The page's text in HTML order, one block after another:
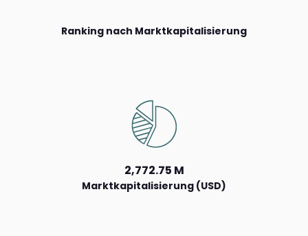
Ranking nach Marktkapitalisierung
2,772.75 M
Marktkapitalisierung (USD)